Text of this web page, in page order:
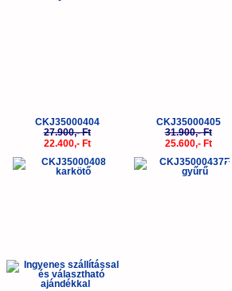
CKJ35000404
27.900,- Ft
22.400,- Ft
CKJ35000405
31.900,- Ft
25.600,- Ft
-5% -